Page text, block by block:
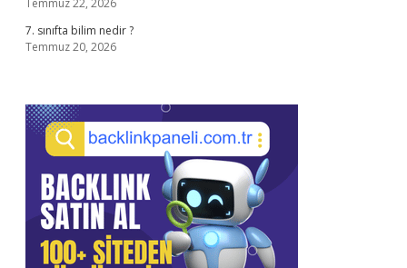
Temmuz 22, 2026
7. sınıfta bilim nedir ?
Temmuz 20, 2026